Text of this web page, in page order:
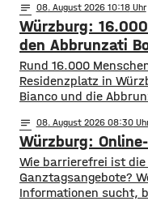
Fläche von mehreren
vier Bäume standen
Flammen auch einer
Wohnhäusern immer
notes 08. August 2026 10:18
Würzburg:
den Abbrunzati
Rund 16.000
Residenzplatz in
Bianco und die
abseits des
Picknick-Stimmung in
Bilder vom Konzert
notes 08. August 2026 08:30
Würzburg:
​​Wie barrierefrei ist die
Ganztagsangebote?
Informationen sucht,